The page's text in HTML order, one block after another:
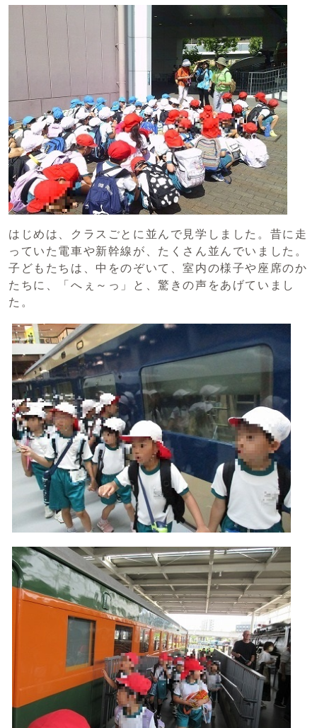
はじめは、クラスごとに並んで見学しました。昔に走
っていた電車や新幹線が、たくさん並んでいました。
子どもたちは、中をのぞいて、室内の様子や座席のか
たちに、「へぇ～っ」と、驚きの声をあげていまし
た。